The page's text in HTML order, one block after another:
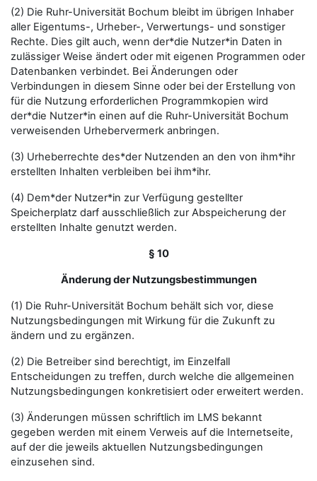
(2) Die Ruhr-Universität Bochum bleibt im übrigen Inhaber
aller Eigentums-, Urheber-, Verwertungs- und sonstiger
Rechte. Dies gilt auch, wenn der*die Nutzer*in Daten in
zulässiger Weise ändert oder mit eigenen Programmen oder
Datenbanken verbindet. Bei Änderungen oder
Verbindungen in diesem Sinne oder bei der Erstellung von
für die Nutzung erforderlichen Programmkopien wird
der*die Nutzer*in einen auf die Ruhr-Universität Bochum
verweisenden Urhebervermerk anbringen.
(3) Urheberrechte des*der Nutzenden an den von ihm*ihr
erstellten Inhalten verbleiben bei ihm*ihr.
(4) Dem*der Nutzer*in zur Verfügung gestellter
Speicherplatz darf ausschließlich zur Abspeicherung der
erstellten Inhalte genutzt werden.
§ 10
Änderung der Nutzungsbestimmungen
(1) Die Ruhr-Universität Bochum behält sich vor, diese
Nutzungsbedingungen mit Wirkung für die Zukunft zu
ändern und zu ergänzen.
(2) Die Betreiber sind berechtigt, im Einzelfall
Entscheidungen zu treffen, durch welche die allgemeinen
Nutzungsbedingungen konkretisiert oder erweitert werden.
(3) Änderungen müssen schriftlich im LMS bekannt
gegeben werden mit einem Verweis auf die Internetseite,
auf der die jeweils aktuellen Nutzungsbedingungen
einzusehen sind.